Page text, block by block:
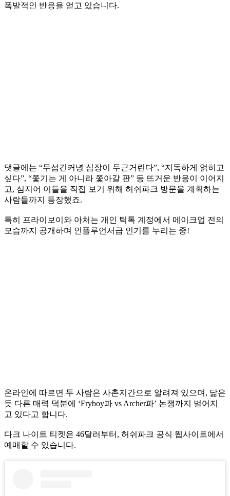
폭발적인 반응을 얻고 있습니다.
댓글에는 “무섭긴커녕 심장이 두근거린다”, “지독하게 얽히고
싶다”, “쫓기는 게 아니라 쫓아갈 판” 등 뜨거운 반응이 이어지
고, 심지어 이들을 직접 보기 위해 허쉬파크 방문을 계획하는
사람들까지 등장했죠.
특히 프라이보이와 아처는 개인 틱톡 계정에서 메이크업 전의
모습까지 공개하며 인플루언서급 인기를 누리는 중!
온라인에 따르면 두 사람은 사촌지간으로 알려져 있으며, 닮은
듯 다른 매력 덕분에 ‘Fryboy파 vs Archer파’ 논쟁까지 벌어지
고 있다고 합니다.
다크 나이트 티켓은 46달러부터, 허쉬파크 공식 웹사이트에서
예매할 수 있습니다.